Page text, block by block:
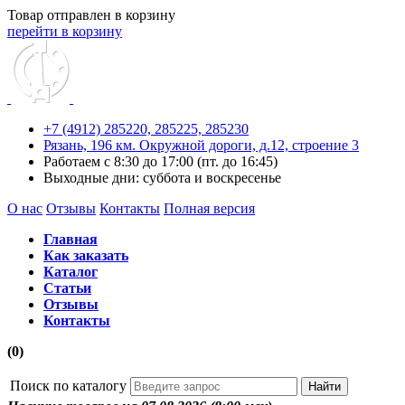
Товар отправлен в корзину
перейти в корзину
+7 (4912) 285220, 285225, 285230
Рязань, 196 км. Окружной дороги, д.12, строение 3
Работаем с 8:30 до 17:00 (пт. до 16:45)
Выходные дни: суббота и воскресенье
О нас Отзывы Контакты Полная версия
Главная
Как заказать
Каталог
Статьи
Отзывы
Контакты
(0)
Поиск по каталогу